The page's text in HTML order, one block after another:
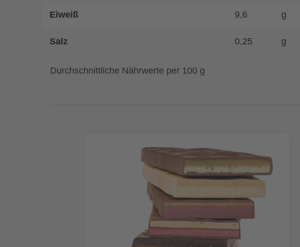
Eiweiß 9,6 g
Salz 0,25 g
Durchschnittliche Nährwerte per 100 g